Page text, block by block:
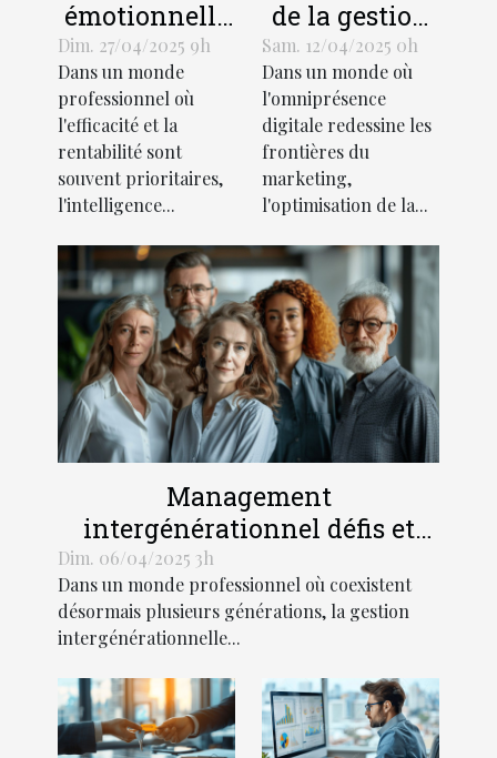
émotionnelle
au service du
management
comment
l'appliquer
efficacement
Dim. 27/04/2025 9h
Dans un monde
professionnel où
l'efficacité et la
rentabilité sont
souvent prioritaires,
l'intelligence...
de la gestion
de sites
multiples
pour
renforcer
l'identité de
marque
Sam. 12/04/2025 0h
Dans un monde où
l'omniprésence
digitale redessine les
frontières du
marketing,
l'optimisation de la...
Management
intergénérationnel défis et
solutions pour une
collaboration harmonieuse
Dim. 06/04/2025 3h
Dans un monde professionnel où coexistent
désormais plusieurs générations, la gestion
intergénérationnelle...